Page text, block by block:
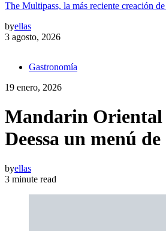
The Multipass, la más reciente creación
byellas
3 agosto, 2026
Gastronomía
19 enero, 2026
Mandarin Oriental
Deessa un menú
byellas
3 minute read